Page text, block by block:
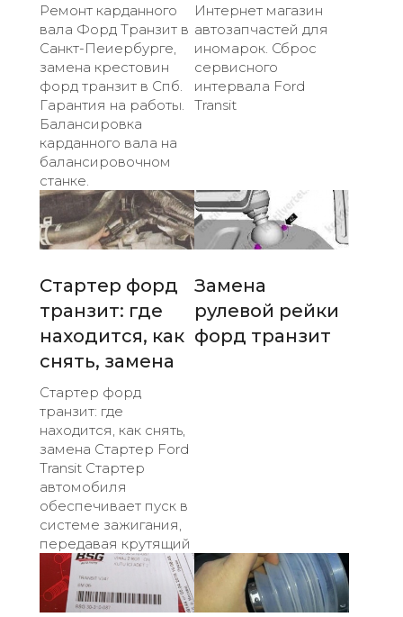
Ремонт карданного
вала Форд Транзит в
Санкт-Пеиербурге,
замена крестовин
форд транзит в Спб.
Гарантия на работы.
Балансировка
карданного вала на
балансировочном
станке.
Интернет магазин
автозапчастей для
иномарок. Сброс
сервисного
интервала Ford
Transit
Стартер форд
транзит: где
находится, как
снять, замена
Стартер форд
транзит: где
находится, как снять,
замена Стартер Ford
Transit Стартер
автомобиля
обеспечивает пуск в
системе зажигания,
передавая крутящий
Замена
рулевой рейки
форд транзит